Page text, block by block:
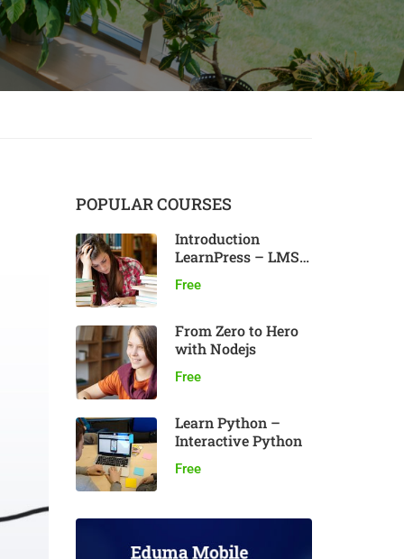
POPULAR COURSES
Introduction
LearnPress – LMS
Free
From Zero to Hero
with Nodejs
Free
Learn Python –
Interactive Python
Free